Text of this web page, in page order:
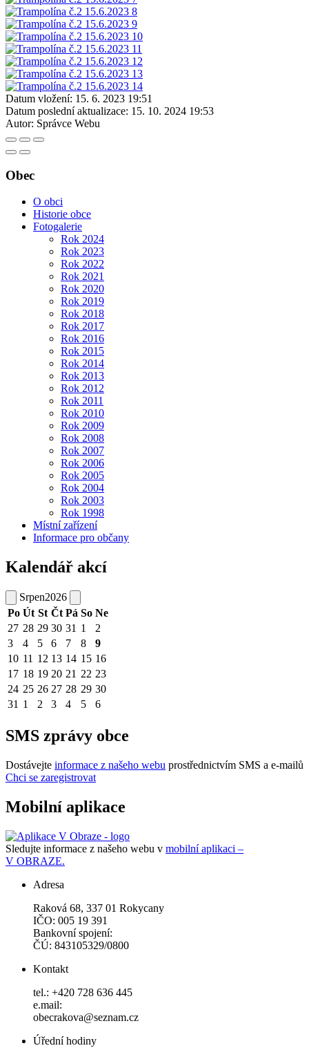
Datum vložení: 15. 6. 2023 19:51
Datum poslední aktualizace: 15. 10. 2024 19:53
Autor: Správce Webu
Obec
O obci
Historie obce
Fotogalerie
Rok 2024
Rok 2023
Rok 2022
Rok 2021
Rok 2020
Rok 2019
Rok 2018
Rok 2017
Rok 2016
Rok 2015
Rok 2014
Rok 2013
Rok 2012
Rok 2011
Rok 2010
Rok 2009
Rok 2008
Rok 2007
Rok 2006
Rok 2005
Rok 2004
Rok 2003
Rok 1998
Místní zařízení
Informace pro občany
Kalendář akcí
Srpen2026
Po Út St Čt Pá So Ne
27 28 29 30 31 1
2
3
4 5 6 7 8
9
10 11 12 13 14 15 16
17 18 19 20 21 22 23
24 25 26 27 28 29 30
31 1 2 3 4 5 6
SMS zprávy obce
Dostávejte informace z našeho webu prostřednictvím SMS a e-mailů
Chci se zaregistrovat
Mobilní aplikace
Sledujte informace z našeho webu v mobilní aplikaci –
V OBRAZE.
Adresa
Raková 68, 337 01 Rokycany
IČO: 005 19 391
Bankovní spojení:
ČÚ: 843105329/0800
Kontakt
tel.: +420 728 636 445
e.mail:
obecrakova@seznam.cz
Úřední hodiny